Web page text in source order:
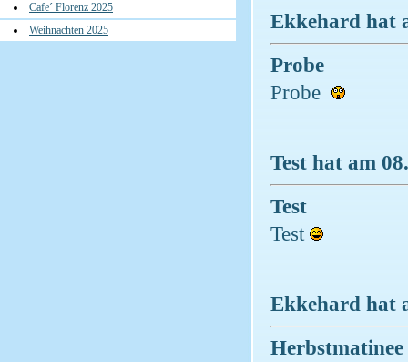
Cafe´ Florenz 2025
Weihnachten 2025
Ekkehard hat
Probe
Probe
Test hat am
Test
Test
Ekkehard hat
Herbstmatinee